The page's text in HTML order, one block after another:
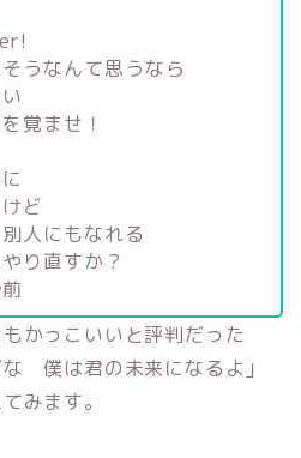
うなんて思うなら
覚ませ！
ど
人にもなれる
り直すか？
かっこいいと評判だった
な 僕は君の未来になるよ」
みます。